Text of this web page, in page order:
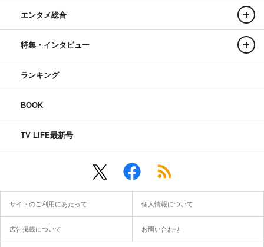
エンタメ総合
特集・インタビュー
ランキング
BOOK
TV LIFE最新号
サイトのご利用にあたって 個人情報について
広告掲載について お問い合わせ